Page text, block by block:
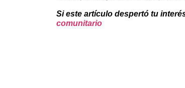
Si este artículo despertó tu
comunitario